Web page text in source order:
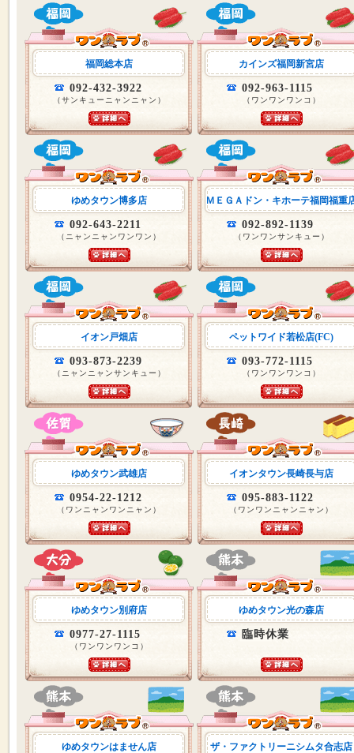
福岡総本店
092-432-3922
（サンキューニャンニャン）
カインズ福岡新宮店
092-963-1115
（ワンワンワンコ）
ゆめタウン博多店
092-643-2211
（ニャンニャンワンワン）
ＭＥＧＡドン・キホーテ福岡福重
092-892-1139
（ワンワンサンキュー）
イオン戸畑店
093-873-2239
（ニャンニャンサンキュー）
ペットワイド若松店(FC)
093-772-1115
（ワンワンワンコ）
ゆめタウン武雄店
0954-22-1212
（ワンニャンワンニャン）
イオンタウン長崎長与店
095-883-1122
（ワンワンニャンニャン）
ゆめタウン別府店
0977-27-1115
（ワンワンワンコ）
ゆめタウン光の森店
臨時休業
ゆめタウンはません店 ザ・ファクトリーニシムタ合志店